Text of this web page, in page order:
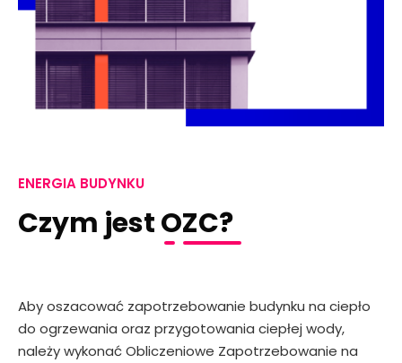
ENERGIA BUDYNKU
Czym jest OZC?
Aby oszacować zapotrzebowanie budynku na ciepło
do ogrzewania oraz przygotowania ciepłej wody,
należy wykonać Obliczeniowe Zapotrzebowanie na